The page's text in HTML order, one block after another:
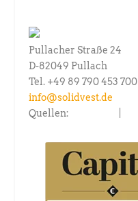
Pullacher Straße 24
D-82049 Pullach
Tel. +49 89 790 453 700
info@solidvest.de
Quellen: